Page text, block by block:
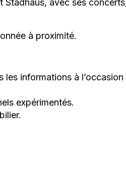
avec ses
à proximité.
informations à l’occasion
expérimentés.